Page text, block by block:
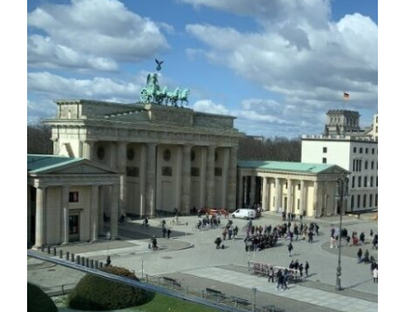
Mitgliederversammlung 2023 in Berlin
Allgemein